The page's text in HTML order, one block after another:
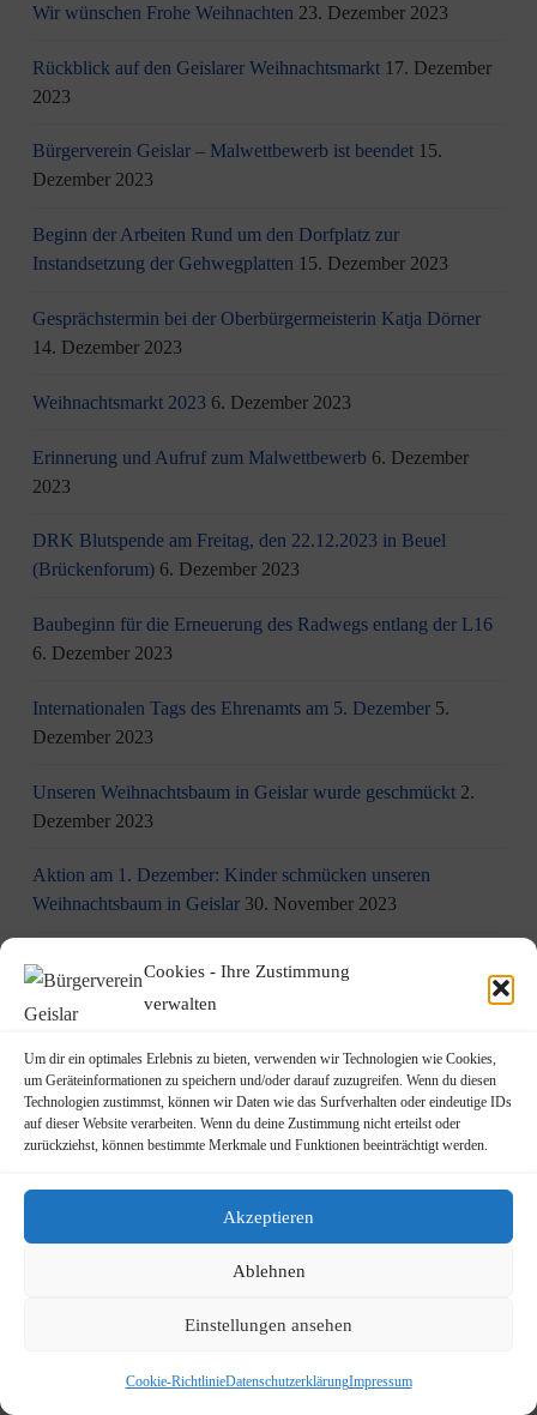
Cookies - Ihre Zustimmung
verwalten
Um dir ein optimales Erlebnis zu bieten, verwenden wir Technologien wie Cookies,
um Geräteinformationen zu speichern und/oder darauf zuzugreifen. Wenn du diesen
Technologien zustimmst, können wir Daten wie das Surfverhalten oder eindeutige IDs
auf dieser Website verarbeiten. Wenn du deine Zustimmung nicht erteilst oder
zurückziehst, können bestimmte Merkmale und Funktionen beeinträchtigt werden.
Akzeptieren
Ablehnen
Einstellungen ansehen
Cookie-RichtlinieDatenschutzerklärungImpressum
Wir wünschen Frohe Weihnachten 23. Dezember 2023
Rückblick auf den Geislarer Weihnachtsmarkt 17. Dezember
2023
Bürgerverein Geislar – Malwettbewerb ist beendet 15.
Dezember 2023
Beginn der Arbeiten Rund um den Dorfplatz zur
Instandsetzung der Gehwegplatten 15. Dezember 2023
Gesprächstermin bei der Oberbürgermeisterin Katja Dörner
14. Dezember 2023
Weihnachtsmarkt 2023 6. Dezember 2023
Erinnerung und Aufruf zum Malwettbewerb 6. Dezember
2023
DRK Blutspende am Freitag, den 22.12.2023 in Beuel
(Brückenforum) 6. Dezember 2023
Baubeginn für die Erneuerung des Radwegs entlang der L16
6. Dezember 2023
Internationalen Tags des Ehrenamts am 5. Dezember 5.
Dezember 2023
Unseren Weihnachtsbaum in Geislar wurde geschmückt 2.
Dezember 2023
Aktion am 1. Dezember: Kinder schmücken unseren
Weihnachtsbaum in Geislar 30. November 2023
„Hubertusklause“ öffnet (endlich) wieder
Malwettbewerb für Kinder 11. November 2023
Neuer Standort der Jugendarbeit „op Jöck“ vom
JUgendZEntrum Haus Michael 9. November 2023
DRK Blutspende am Mittwoch, den 22.11.2023 in Vilich
22. Oktober 2023